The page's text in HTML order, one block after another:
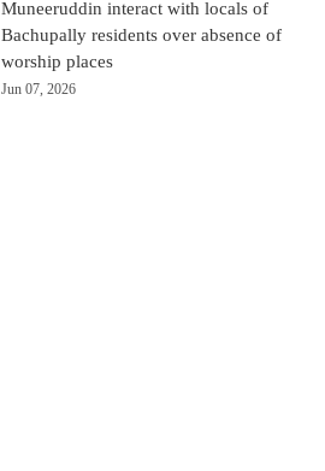
Muneeruddin interact with locals of
Bachupally residents over absence of
worship places
Jun 07, 2026